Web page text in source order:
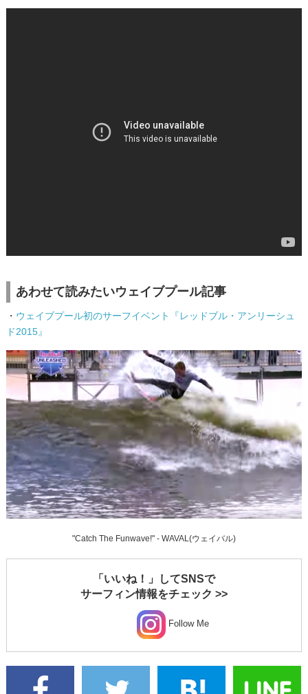
あわせて読みたいウェイブプール記事
・ ウェイブプール初のサーフイベント『レッドブル・アンリーシュ
ド2015』
"Catch The Funwave!" - WAVAL(ウェイバル)
「いいね！」してSNSで
サーフィン情報をチェック >>
Follow Me